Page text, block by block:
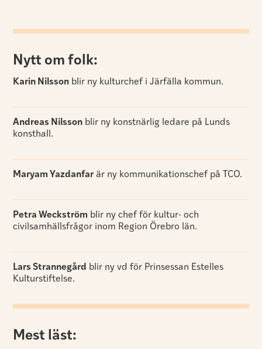
Nytt om folk:
Karin Nilsson blir ny kulturchef i Järfälla kommun.
Andreas Nilsson blir ny konstnärlig ledare på Lunds
konsthall.
Maryam Yazdanfar är ny kommunikationschef på TCO.
Petra Weckström blir ny chef för kultur- och
civilsamhällsfrågor inom Region Örebro län.
Lars Strannegård blir ny vd för Prinsessan Estelles
Kulturstiftelse.
Mest läst: